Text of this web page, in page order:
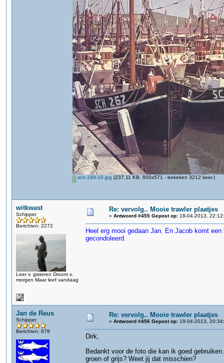
sch-189-10.jpg (237.11 KB, 800x571 - bekeken 3212 keer.)
witkwast
Schipper
Berichten: 2272
Leer v. gisteren Droom v.
morgen Maar leef vandaag
Re: vervolg.. Mooie trawler plaatjes
« Antwoord #455 Gepost op: 18-04-2013,
Heel erg mooi gedaan Jan. En Jacob komt
gecondoleerd.
Jan de Reus
Schipper
Berichten: 679
Re: vervolg.. Mooie trawler plaatjes
« Antwoord #456 Gepost op: 19-04-2013,
Dirk,
Bedankt voor de foto die kan ik goed
groen of grijs? Weet jij dat misschien?